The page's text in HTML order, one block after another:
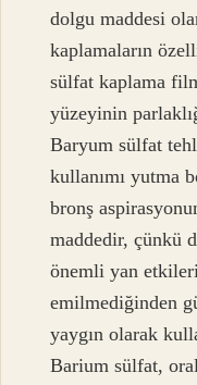
dolgu maddesi
kaplamaların
sülfat kaplama
yüzeyinin
Baryum sülfat
kullanımı yutma
bronş
maddedir, çünkü
önemli yan
emilmediğinden
yaygın olarak
Barium sülfat,